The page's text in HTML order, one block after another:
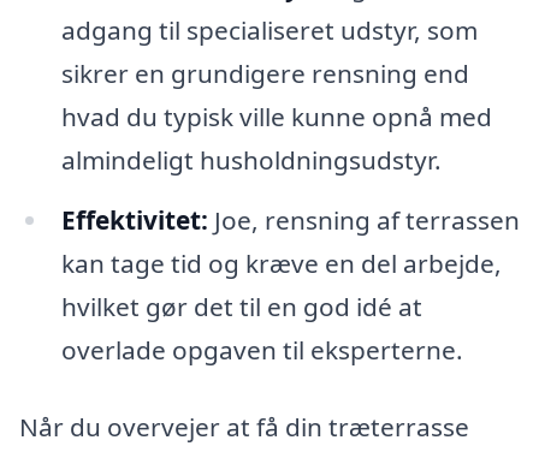
adgang til specialiseret udstyr, som
sikrer en grundigere rensning end
hvad du typisk ville kunne opnå med
almindeligt husholdningsudstyr.
Effektivitet: Joe, rensning af terrassen
kan tage tid og kræve en del arbejde,
hvilket gør det til en god idé at
overlade opgaven til eksperterne.
Når du overvejer at få din træterrasse